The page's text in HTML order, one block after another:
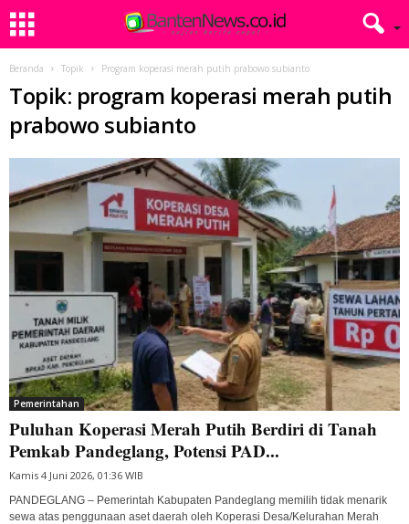
Beranda Topik Program koperasi merah putih prabowo subianto
Topik: program koperasi merah putih
prabowo subianto
Pemerintahan
Puluhan Koperasi Merah Putih Berdiri di Tanah
Pemkab Pandeglang, Potensi PAD...
Kamis 4 Juni 2026, 01:36 WIB
PANDEGLANG – Pemerintah Kabupaten Pandeglang memilih tidak menarik
sewa atas penggunaan aset daerah oleh Koperasi Desa/Kelurahan Merah